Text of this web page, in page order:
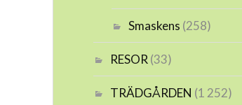
Smaskens (258)
RESOR (33)
TRÄDGÅRDEN (1 252)